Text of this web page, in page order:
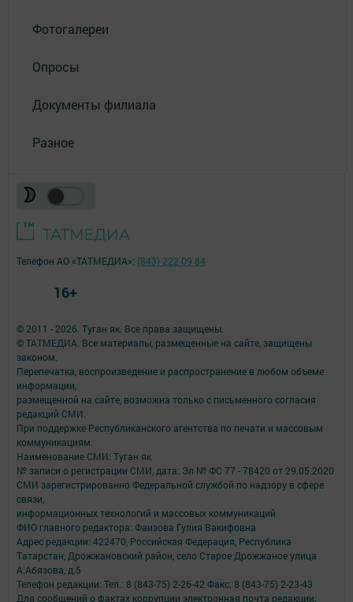
Фотогалереи
Опросы
Документы филиала
Разное
© 2011 - 2026. Туган як. Все права защищены.
© ТАТМЕДИА. Все материалы, размещенные на сайте, защищены
законом.
Перепечатка, воспроизведение и распространение в любом объеме
информации,
размещенной на сайте, возможна только с письменного согласия
редакций СМИ.
При поддержке Республиканского агентства по печати и массовым
коммуникациям.
Наименование СМИ: Туган як
№ записи о регистрации СМИ, дата: Эл № ФС 77 - 78420 от 29.05.2020
СМИ зарегистрированно Федеральной службой по надзору в сфере
связи,
информационных технологий и массовых коммуникаций
ФИО главного редактора: Фаизова Гулия Вакифовна
Адрес редакции: 422470, Российская Федерация, Республика
Татарстан, Дрожжановский район, село Старое Дрожжаное улица
А.Абязова, д.5
Телефон редакции: Тел.: 8 (843-75) 2-26-42 Факс: 8 (843-75) 2-23-43
Для сообщений о фактах коррупции электронная почта редакции:
Телефон АО «ТАТМЕДИА»: (843) 222 09 84
16+